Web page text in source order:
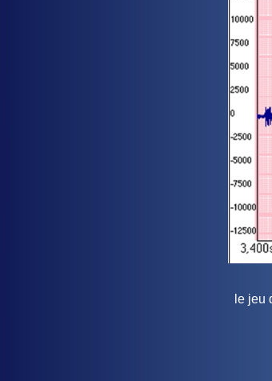
le jeu